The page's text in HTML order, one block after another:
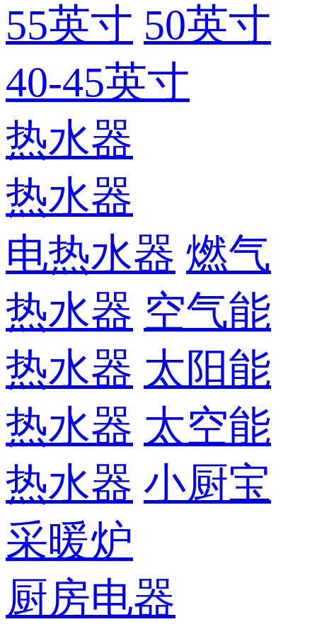
55英寸 50英寸
40-45英寸
热水器
热水器
电热水器 燃气
热水器 空气能
热水器 太阳能
热水器 太空能
热水器 小厨宝
采暖炉
厨房电器